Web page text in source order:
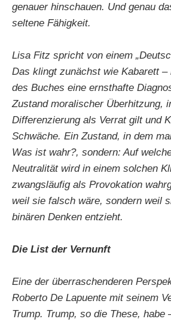
genauer hinschauen. Und genau
seltene Fähigkeit.
Lisa Fitz spricht von einem
Das klingt zunächst wie Kabarett
des Buches eine ernsthafte
Zustand moralischer Überhitzung,
Differenzierung als Verrat gilt und
Schwäche. Ein Zustand, in dem
Was ist wahr?, sondern: Auf
Neutralität wird in einem solchen
zwangsläufig als Provokation
weil sie falsch wäre, sondern weil
binären Denken entzieht.
Die List der Vernunft
Eine der überraschenderen
Roberto De Lapuente mit seinem
Trump. Trump, so die These, habe